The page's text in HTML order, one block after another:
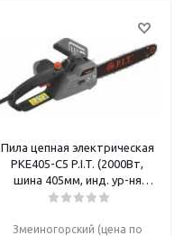
Пила цепная электрическая
PKE405-С5 P.I.T. (2000Вт,
шина 405мм, инд. ур-ня
масла, прорез. ручка, пр)
Змеиногорский (цена по